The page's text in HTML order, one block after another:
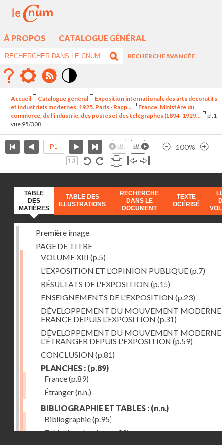
À PROPOS CATALOGUE GÉNÉRAL
RECHERCHE AVANCÉE
élévé
Accueil Catalogue général
Exposition internationale des arts décoratifs
et industriels modernes. 1925. Paris - Rapp...
France. Ministère du
commerce, de l'industrie, des postes et des télégraphes (1894-1929...
pl.1 -
vue 95/308
100%
TABLE
DES
MATIÈRES
TABLE DES
ILLUSTRATIONS
RECHERCHE
DANS LE
DOCUMENT
TEXTE
OCÉRISÉ
Première image
PAGE DE TITRE
VOLUME XIII (p.5)
L'EXPOSITION ET L'OPINION PUBLIQUE(p.7)
RÉSULTATS DE L'EXPOSITION (p.15)
ENSEIGNEMENTS DE L'EXPOSITION (p.23)
DÉVELOPPEMENT DU MOUVEMENT
FRANCE DEPUIS L'EXPOSITION (p.31)
DÉVELOPPEMENT DU MOUVEMENT
L'ÉTRANGER DEPUIS L'EXPOSITION (p.59)
CONCLUSION (p.81)
PLANCHES : (p.89)
France(p.89)
Étranger(n.n.)
BIBLIOGRAPHIE ET TABLES : (n.n.)
Bibliographie(p.95)
Table des planches(p.99)